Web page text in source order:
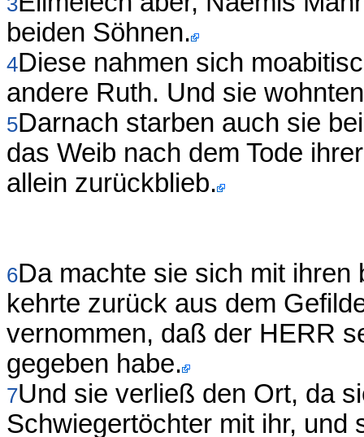
beiden Söhnen.
4Diese nahmen sich
andere Ruth. Und sie
5Darnach starben auch sie
das Weib nach dem Tode
allein zurückblieb.
6Da machte sie sich mit
kehrte zurück aus dem
vernommen, daß der HERR
gegeben habe.
7Und sie verließ den Ort, da
Schwiegertöchter mit ihr, und